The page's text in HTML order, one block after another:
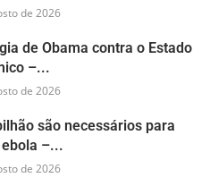
de 2026
de Obama contra o Estado
–...
de 2026
são necessários para
–...
de 2026